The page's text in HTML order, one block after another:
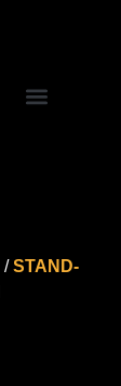
/STAND-